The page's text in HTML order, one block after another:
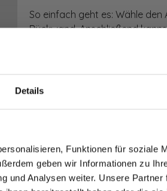
Details
Funktionen für soziale
geben wir Informationen zu
und Analysen weiter. Unsere Partner
So einfach geht es: Wähle
Rückwand. Anschließend
Mithilfe unseres Konfigurators
dargestellt. Parallel erhältst du
bestellen kannst.
Zum Konfigurator
Jetzt zum Newsletter